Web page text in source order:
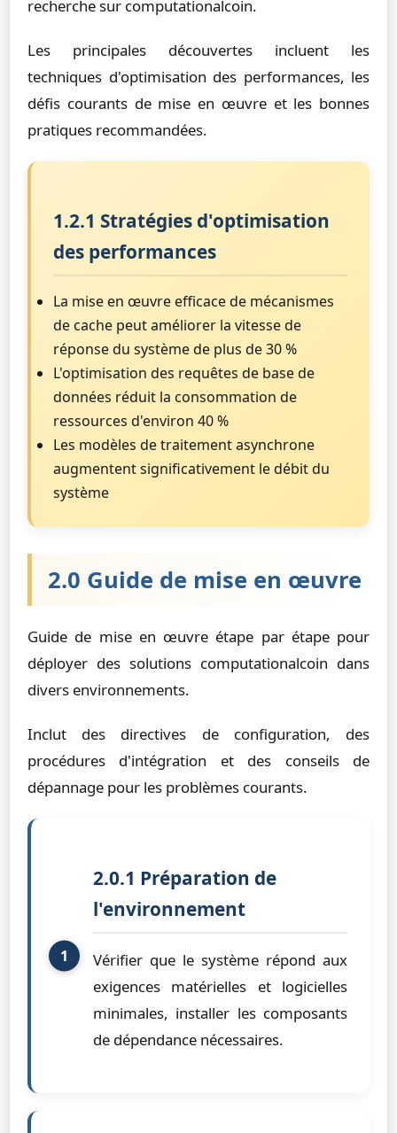
recherche sur computationalcoin.
Les principales découvertes incluent les
techniques d'optimisation des performances, les
défis courants de mise en œuvre et les bonnes
pratiques recommandées.
1.2.1 Stratégies d'optimisation
des performances
La mise en œuvre efficace de mécanismes
de cache peut améliorer la vitesse de
réponse du système de plus de 30 %
L'optimisation des requêtes de base de
données réduit la consommation de
ressources d'environ 40 %
Les modèles de traitement asynchrone
augmentent significativement le débit du
système
2.0 Guide de mise en œuvre
Guide de mise en œuvre étape par étape pour
déployer des solutions computationalcoin dans
divers environnements.
Inclut des directives de configuration, des
procédures d'intégration et des conseils de
dépannage pour les problèmes courants.
2.0.1 Préparation de
l'environnement
Vérifier que le système répond aux
exigences matérielles et logicielles
minimales, installer les composants
de dépendance nécessaires.